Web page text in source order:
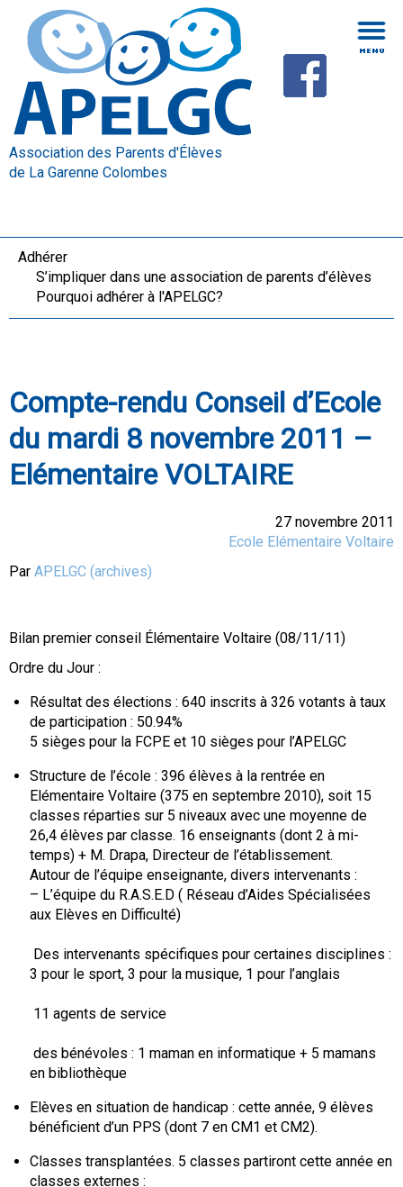
Association des Parents d'Élèves
de La Garenne Colombes
Adhérer
S’impliquer dans une association de parents d’élèves
Pourquoi adhérer à l'APELGC?
Compte-rendu Conseil d’Ecole
du mardi 8 novembre 2011 –
Elémentaire VOLTAIRE
27 novembre 2011
Ecole Elémentaire Voltaire
Par APELGC (archives)
Bilan premier conseil Élémentaire Voltaire (08/11/11)
Ordre du Jour :
Résultat des élections : 640 inscrits à 326 votants à taux
de participation : 50.94%
5 sièges pour la FCPE et 10 sièges pour l’APELGC
Structure de l’école : 396 élèves à la rentrée en
Elémentaire Voltaire (375 en septembre 2010), soit 15
classes réparties sur 5 niveaux avec une moyenne de
26,4 élèves par classe. 16 enseignants (dont 2 à mi-
temps) + M. Drapa, Directeur de l’établissement.
Autour de l’équipe enseignante, divers intervenants :
– L’équipe du R.A.S.E.D ( Réseau d’Aides Spécialisées
aux Elèves en Difficulté)
Des intervenants spécifiques pour certaines disciplines :
3 pour le sport, 3 pour la musique, 1 pour l’anglais
11 agents de service
des bénévoles : 1 maman en informatique + 5 mamans
en bibliothèque
Elèves en situation de handicap : cette année, 9 élèves
bénéficient d’un PPS (dont 7 en CM1 et CM2).
Classes transplantées. 5 classes partiront cette année en
classes externes :